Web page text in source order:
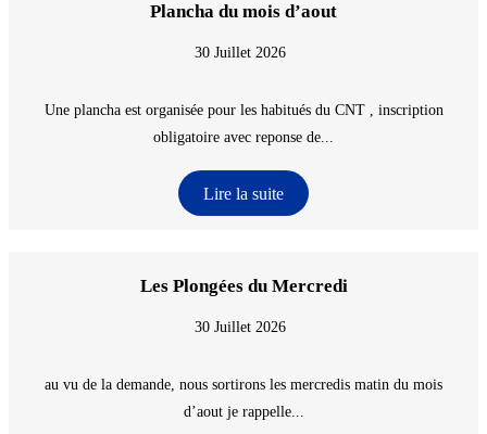
Plancha du mois d’aout
30 Juillet 2026
Une plancha est organisée pour les habitués du CNT , inscription
obligatoire avec reponse de...
Lire la suite
Les Plongées du Mercredi
30 Juillet 2026
au vu de la demande, nous sortirons les mercredis matin du mois
d’aout je rappelle...